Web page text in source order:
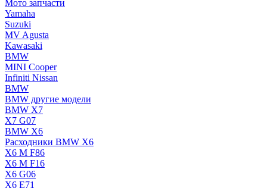
Мото запчасти
Yamaha
Suzuki
MV Agusta
Kawasaki
BMW
MINI Cooper
Infiniti Nissan
BMW
BMW другие модели
BMW X7
X7 G07
BMW X6
Расходники BMW X6
X6 M F86
X6 M F16
X6 G06
X6 E71